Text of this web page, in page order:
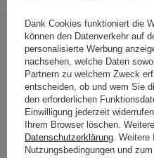
2,40 € /Stk.
Folgende
anderen
Dank Cookies funktioniert die
können den Datenverkehr auf
personalisierte Werbung
nachsehen, welche Daten
Partnern zu welchem Zweck
entscheiden, ob und wem Sie
den erforderlichen
Einwilligung jederzeit
Ihrem Browser löschen.
Datenschutzerklärung .
Nutzungsbedingungen und